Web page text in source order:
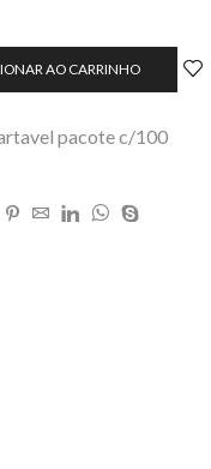
AO CARRINHO
pacote c/100